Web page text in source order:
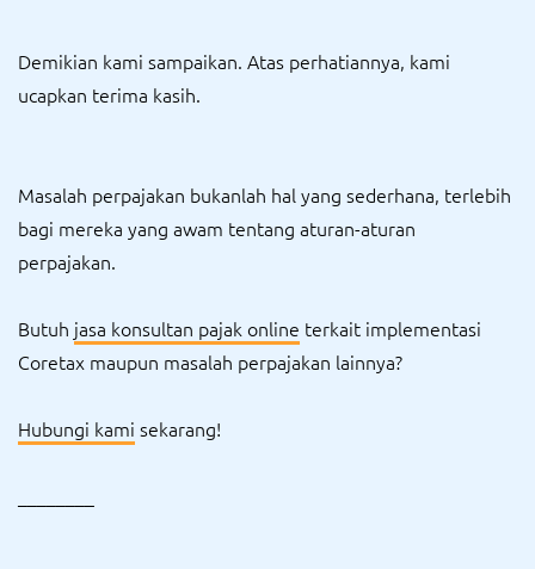
Demikian kami sampaikan. Atas perhatiannya, kami
ucapkan terima kasih.
Masalah perpajakan bukanlah hal yang sederhana, terlebih
bagi mereka yang awam tentang aturan-aturan
perpajakan.
Butuh jasa konsultan pajak online terkait implementasi
Coretax maupun masalah perpajakan lainnya?
Hubungi kami sekarang!